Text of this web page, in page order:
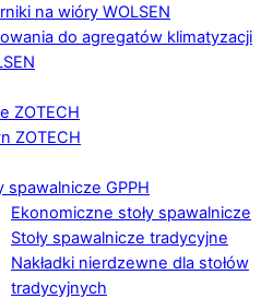
na wióry WOLSEN
do agregatów klimatyzacji
ZOTECH
ZOTECH
spawalnicze GPPH
Ekonomiczne stoły spawalnicze
Stoły spawalnicze tradycyjne
Nakładki nierdzewne dla stołów
tradycyjnych